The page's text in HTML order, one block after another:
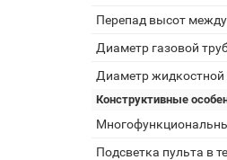
Перепад высот
Диаметр газовой
Диаметр
Конструктивные
Подсветка пульта в